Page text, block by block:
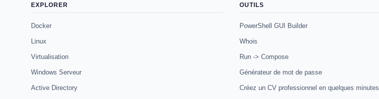
EXPLORER
Docker
Linux
Virtualisation
Windows Serveur
Active Directory
OUTILS
PowerShell GUI Builder
Whois
Run -> Compose
Générateur de mot de passe
Créez un CV professionnel en quelques minutes